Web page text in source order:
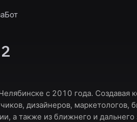
Бот
с 2010 года. Создавая
дизайнеров, маркетологов,
а также из ближнего и